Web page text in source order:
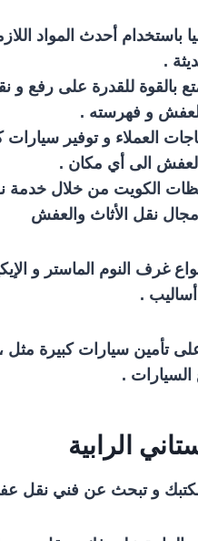
باستخدام أحدث المواد
.
بالقوة للقدرة على رفع
العفش و فهرسته .
العملاء و توفير
العفش الى أي مكان .
الكويت من خلال خدمة
نقل الأثاث والعفش
غرف النوم الماستر و
.
تأمين سيارات كبيرة مثل ،
السيارات .
الرابية
و تبحث عن فني نقل عفش